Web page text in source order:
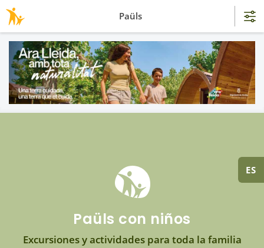
ES
Paüls con niños
Excursiones y actividades para toda la familia
Paüls